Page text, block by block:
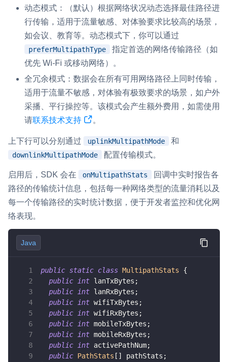
动态模式：（默认）根据网络状况动态选择最佳路径进
行传输，适用于流量敏感、对体验要求比较高的场景，
如会议、教育等。动态模式下，你可以通过
preferMultipathType
指定首选的网络传输路径（如
优先 Wi-Fi 或移动网络）。
全冗余模式：数据会在所有可用网络路径上同时传输，
适用于流量不敏感，对体验有极致要求的场景，如户外
采播、平行操控等。该模式会产生额外费用，如需使用
请联系技术支持 。
上下行可以分别通过 uplinkMultipathMode 和
downlinkMultipathMode 配置传输模式。
启用后，SDK 会在 onMultipathStats
回调中实时报告各
路径的传输统计信息，包括每一种网络类型的流量消耗以及
每一个传输路径的实时统计数据，便于开发者监控和优化网
络表现。
Java
public static class MultipathStats
{
public int lanTxBytes ;
public int lanRxBytes ;
public int wifiTxBytes ;
public int wifiRxBytes ;
public int mobileTxBytes ;
public int mobileRxBytes ;
public int activePathNum;
public PathStats [ ] pathStats ;